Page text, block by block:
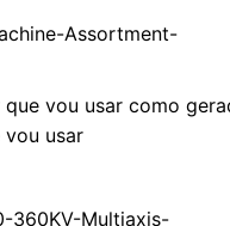
Assortment-
vou usar como
usar
360KV-Multiaxis-